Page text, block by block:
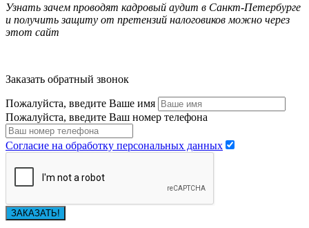
Узнать зачем проводят кадровый аудит в Санкт-Петербурге
и получить защиту от претензий налоговиков можно через
этот сайт
Заказать обратный звонок
Пожалуйста, введите Ваше имя
Пожалуйста, введите Ваш номер телефона
Согласие на обработку персональных данных